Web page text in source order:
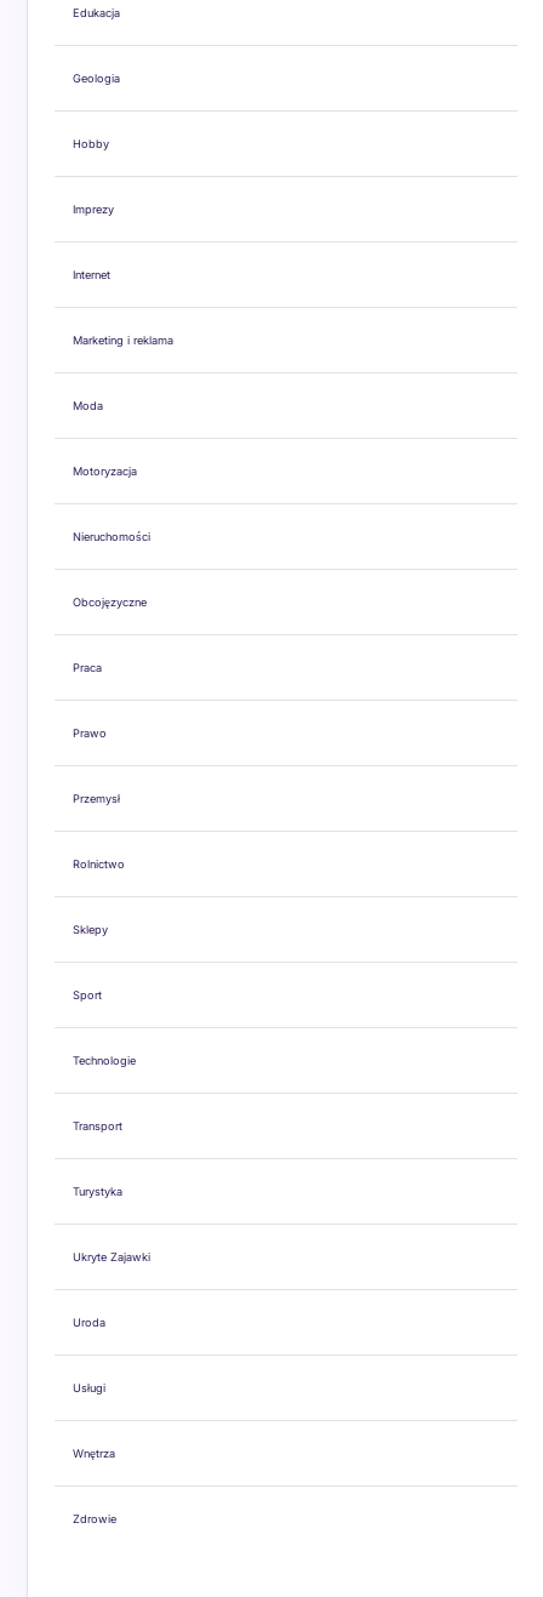
Edukacja
Geologia
Hobby
Imprezy
Internet
Marketing i reklama
Moda
Motoryzacja
Nieruchomości
Obcojęzyczne
Praca
Prawo
Przemysł
Rolnictwo
Sklepy
Sport
Technologie
Transport
Turystyka
Ukryte Zajawki
Uroda
Usługi
Wnętrza
Zdrowie